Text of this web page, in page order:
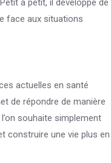
à petit, il développe de
face aux situations
actuelles en santé
de répondre de manière
souhaite simplement
construire une vie plus en